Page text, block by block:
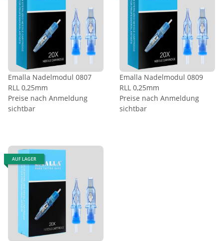
Emalla Nadelmodul 0807
RLL 0,25mm
Preise nach Anmeldung
sichtbar
Emalla Nadelmodul 0809
RLL 0,25mm
Preise nach Anmeldung
sichtbar
AUF LAGER